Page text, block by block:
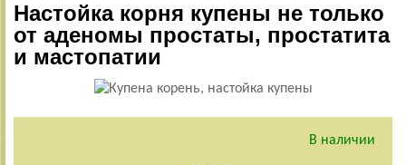
Настойка корня купены не только
от аденомы простаты, простатита
и мастопатии
В наличии